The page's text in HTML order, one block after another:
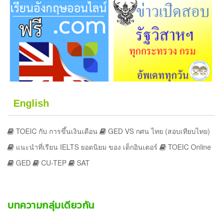
English
TOEIC กับ การขึ้นเงินเดือน
GED VS กศน ไทย (สอบเทียบไทย)
แนะนำที่เรียน IELTS ยอดนิยม ของ เด็กอินเตอร์
TOEIC Online
GED
CU-TEP SAT
บทความกลุ่มเดียวกัน